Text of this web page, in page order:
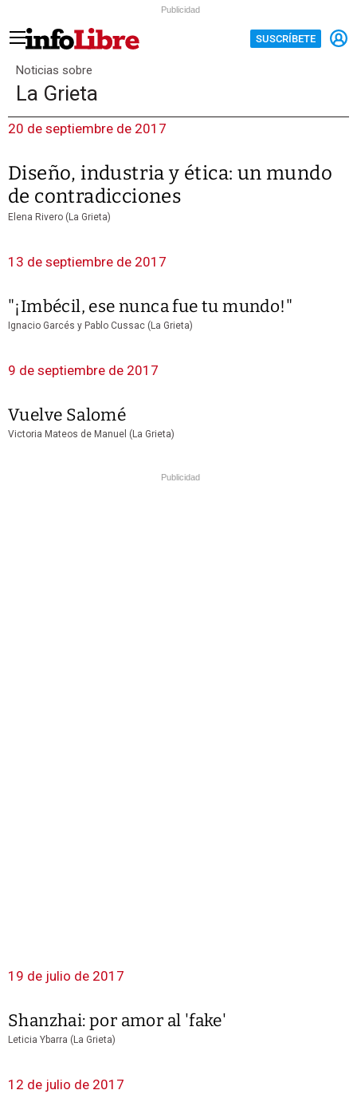
Publicidad
SUSCRÍBETE
Noticias sobre
La Grieta
20 de septiembre de 2017
Diseño, industria y ética: un mundo
de contradicciones
Elena Rivero (La Grieta)
13 de septiembre de 2017
"¡Imbécil, ese nunca fue tu mundo!"
Ignacio Garcés y Pablo Cussac (La Grieta)
9 de septiembre de 2017
Vuelve Salomé
Victoria Mateos de Manuel (La Grieta)
Publicidad
19 de julio de 2017
Shanzhai: por amor al 'fake'
Leticia Ybarra (La Grieta)
12 de julio de 2017